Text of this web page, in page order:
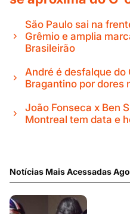
São Paulo sai na
Grêmio e amplia
Brasileirão
André é desfalque do
Bragantino por dores
João Fonseca x Ben
Montreal tem data e
Notícias Mais Acessadas